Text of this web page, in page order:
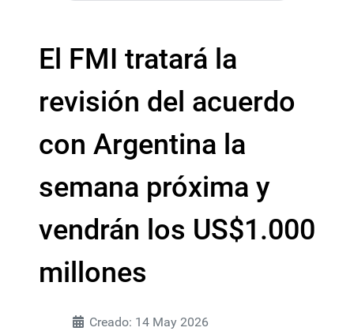
El FMI tratará la
revisión del acuerdo
con Argentina la
semana próxima y
vendrán los US$1.000
millones
Creado: 14 May 2026